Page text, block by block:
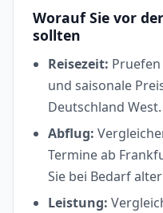
Worauf Sie vor
sollten
Reisezeit: Pruefen
und saisonale
Deutschland West.
Abflug:
Termine ab
Sie bei Bedarf
Leistung: